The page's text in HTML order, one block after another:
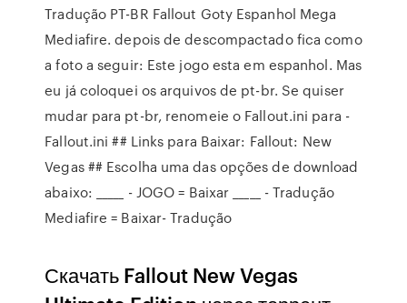
Tradução PT-BR Fallout Goty Espanhol Mega
Mediafire. depois de descompactado fica como
a foto a seguir: Este jogo esta em espanhol. Mas
eu já coloquei os arquivos de pt-br. Se quiser
mudar para pt-br, renomeie o Fallout.ini para -
Fallout.ini ## Links para Baixar: Fallout: New
Vegas ## Escolha uma das opções de download
abaixo: _____ - JOGO = Baixar _____ - Tradução
Mediafire = Baixar- Tradução
Скачать Fallout New Vegas